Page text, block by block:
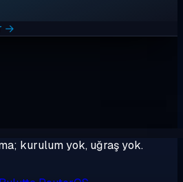
→
kurulum yok, uğraş yok.